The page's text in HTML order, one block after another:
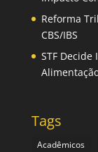
Reforma
CBS/IBS
STF Decide
Tags
Acadêmicos